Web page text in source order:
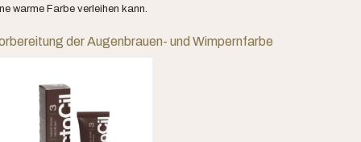
warme Farbe verleihen kann.
der Augenbrauen- und Wimpernfarbe